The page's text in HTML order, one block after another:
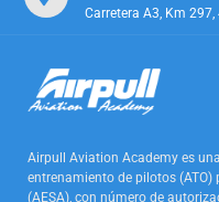
Carretera A3, Km
Airpull Aviation Academy es
entrenamiento de pilotos (ATO)
(AESA), con número de